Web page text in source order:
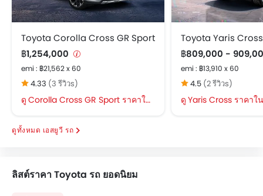
Toyota Corolla Cross GR Sport
฿1,254,000
emi : ฿21,562 x 60
4.33 (3 รีวิวs)
Corolla Cross GR Sport ราคาใน Bangkok
Toyota Yaris Cross
฿809,000 -
emi : ฿13,910 x 60
4.5 (2 รีวิวs)
Yaris Cross ราคาใ
เอสยูวี รถ
ลิสต์ราคา Toyota รถ ยอดนิยม